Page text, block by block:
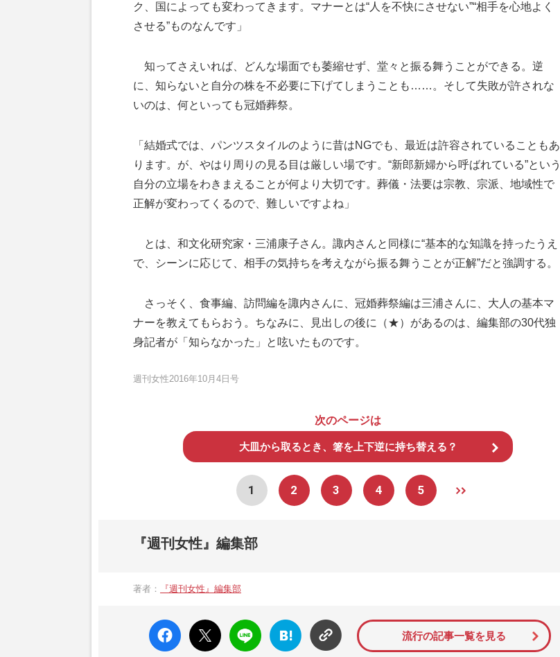
ク、国によっても変わってきます。マナーとは“人を不快にさせない”“相手を心地よく
させる”ものなんです」
知ってさえいれば、どんな場面でも萎縮せず、堂々と振る舞うことができる。逆
に、知らないと自分の株を不必要に下げてしまうことも……。そして失敗が許されな
いのは、何といっても冠婚葬祭。
「結婚式では、パンツスタイルのように昔はNGでも、最近は許容されていることもあ
ります。が、やはり周りの見る目は厳しい場です。“新郎新婦から呼ばれている”という
自分の立場をわきまえることが何より大切です。葬儀・法要は宗教、宗派、地域性で
正解が変わってくるので、難しいですよね」
とは、和文化研究家・三浦康子さん。諏内さんと同様に“基本的な知識を持ったうえ
で、シーンに応じて、相手の気持ちを考えながら振る舞うことが正解”だと強調する。
さっそく、食事編、訪問編を諏内さんに、冠婚葬祭編は三浦さんに、大人の基本マ
ナーを教えてもらおう。ちなみに、見出しの後に（★）があるのは、編集部の30代独
身記者が「知らなかった」と呟いたものです。
週刊女性2016年10月4日号
次のページは
大皿から取るとき、箸を上下逆に持ち替える？
1 2 3 4 5
『週刊女性』編集部
著者： 『週刊女性』編集部
faceboo
k いい
ね
X ポス
ト
LINE
はてな
ブック
マーク
流行の記事一覧を見る